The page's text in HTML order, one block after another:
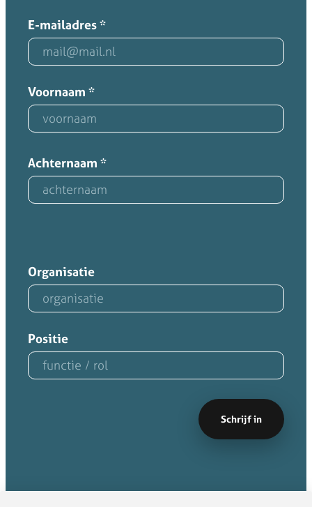
E-mailadres*
Voornaam *
Achternaam *
Organisatie
Positie